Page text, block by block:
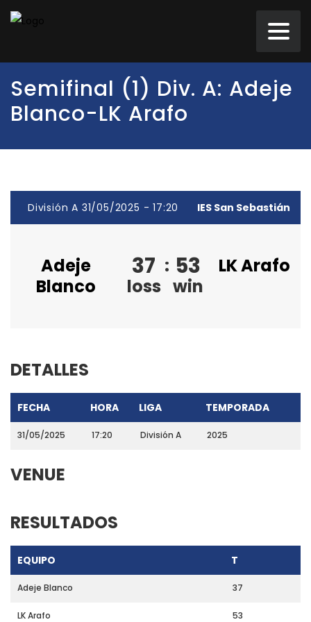
Semifinal (1) Div. A: Adeje
Blanco-LK Arafo
División A 31/05/2025 - 17:20 IES San Sebastián
Adeje
Blanco
37
loss
: 53
win
LK Arafo
DETALLES
FECHA HORA LIGA TEMPORADA
31/05/2025 17:20 División A 2025
VENUE
RESULTADOS
EQUIPO T
Adeje Blanco 37
LK Arafo 53